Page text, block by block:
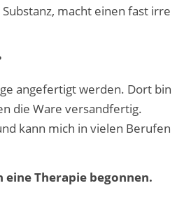
macht einen fast irre
angefertigt werden. Dort bin
die Ware versandfertig.
kann mich in vielen Berufen
eine Therapie begonnen.